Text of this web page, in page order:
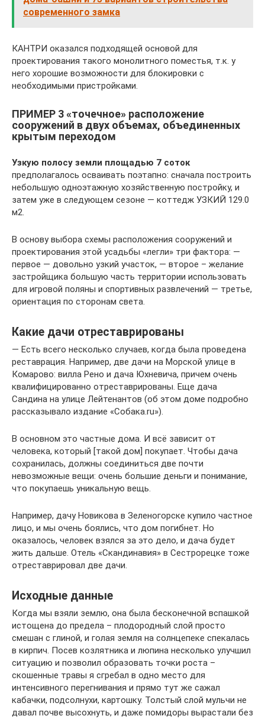
современного замка
КАНТРИ оказался подходящей основой для
проектирования такого монолитного поместья, т.к. у
него хорошие возможности для блокировки с
необходимыми пристройками.
ПРИМЕР 3 «точечное» расположение
сооружений в двух объемах, объединенных
крытым переходом
Узкую полосу земли площадью 7 соток
предполагалось осваивать поэтапно: сначала построить
небольшую одноэтажную хозяйственную постройку, и
затем уже в следующем сезоне — коттедж УЗКИЙ 129.0
м2.
В основу выбора схемы расположения сооружений и
проектирования этой усадьбы «легли» три фактора: —
первое — довольно узкий участок, — второе – желание
застройщика большую часть территории использовать
для игровой поляны и спортивных развлечений — третье,
ориентация по сторонам света.
Какие дачи отреставрированы
— Есть всего несколько случаев, когда была проведена
реставрация. Например, две дачи на Морской улице в
Комарово: вилла Рено и дача Юхневича, причем очень
квалифицированно отреставрированы. Еще дача
Сандина на улице Лейтенантов (об этом доме подробно
рассказывало издание «Собака.ru»).
В основном это частные дома. И всё зависит от
человека, который [такой дом] покупает. Чтобы дача
сохранилась, должны соединиться две почти
невозможные вещи: очень большие деньги и понимание,
что покупаешь уникальную вещь.
Например, дачу Новикова в Зеленогорске купило частное
лицо, и мы очень боялись, что дом погибнет. Но
оказалось, человек взялся за это дело, и дача будет
жить дальше. Отель «Скандинавия» в Сестрорецке тоже
отреставрировал две дачи.
Исходные данные
Когда мы взяли землю, она была бесконечной вспашкой
истощена до предела – плодородный слой просто
смешан с глиной, и голая земля на солнцепеке спекалась
в кирпич. Посев козлятника и люпина несколько улучшил
ситуацию и позволил образовать точки роста –
скошенные травы я сгребал в одно место для
интенсивного перегнивания и прямо тут же сажал
кабачки, подсолнухи, картошку. Толстый слой мульчи не
давал почве высохнуть, и даже помидоры вырастали без